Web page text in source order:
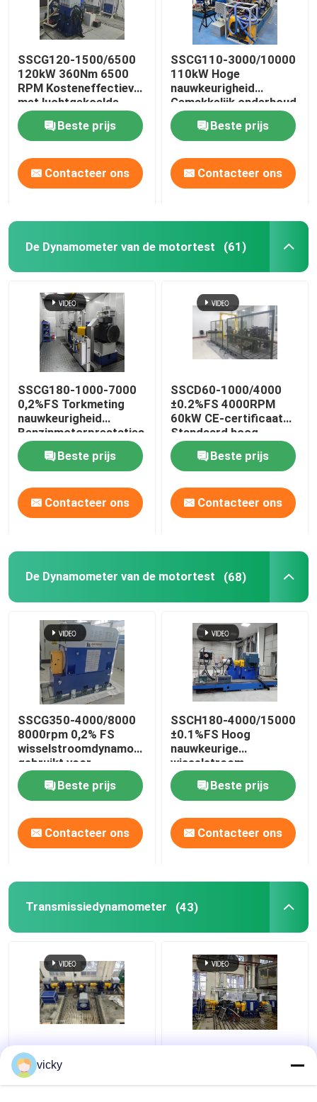
SSCG120-1500/6500
120kW 360Nm 6500
RPM Kosteneffectieve
met luchtgekoelde
benzinemotor testbank
Beste prijs
Contacteer ons
SSCG110-3000/10000
110kW Hoge
nauwkeurigheid
Gemakkelijk onderhoud
Elektrisch
dynamometer
Testbank Systeem
voor het testen van de
motorprestaties
Beste prijs
Contacteer ons
De Dynamometer van de motortest (61)
SSCG180-1000-7000
0,2%FS Torkmeting
nauwkeurigheid
Benzinmotorprestaties
Elektrische
dynamometer testbank
Beste prijs
Contacteer ons
SSCD60-1000/4000
±0.2%FS 4000RPM
60kW CE-certificaat
Standaard hoog
nauwkeurig elektrisch
dynamometer testbank
systeem voor
dieselmotoren
Beste prijs
Contacteer ons
De Dynamometer van de motortest (68)
SSCG350-4000/8000
8000rpm 0,2% FS
wisselstroomdynamometer
gebruikt voor
hogesnelheidsmotor
van auto'sBeste prijs
Contacteer ons
SSCH180-4000/15000
±0.1%FS Hoog
nauwkeurige
wisselstroom-
asynchrone nieuwe-
energie motor
elektrische
dynamometer testbank
Beste prijs
Contacteer ons
Transmissiedynamometer (43)
Seelong Intelligent
Technology zelf
geproduceerde
vicky